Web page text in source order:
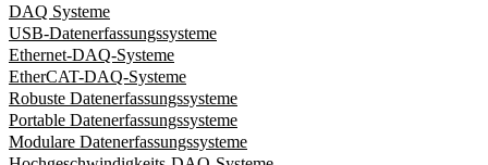
DAQ Systeme
USB-Datenerfassungssysteme
Ethernet-DAQ-Systeme
EtherCAT-DAQ-Systeme
Robuste Datenerfassungssysteme
Portable Datenerfassungssysteme
Modulare Datenerfassungssysteme